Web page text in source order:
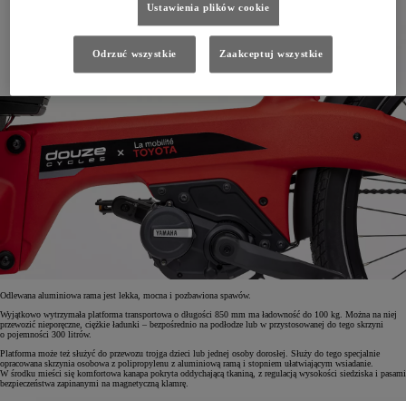
Odlewana aluminiowa rama jest lekka, mocna i pozbawiona spawów.
Wyjątkowo wytrzymała platforma transportowa o długości 850 mm ma ładowność do 100 kg. Można na niej
przewozić nieporęczne, ciężkie ładunki – bezpośrednio na podłodze lub w przystosowanej do tego skrzyni
o pojemności 300 litrów.
Platforma może też służyć do przewozu trojga dzieci lub jednej osoby dorosłej. Służy do tego specjalnie
opracowana skrzynia osobowa z polipropylenu z aluminiową ramą i stopniem ułatwiającym wsiadanie.
W środku mieści się komfortowa kanapa pokryta oddychającą tkaniną, z regulacją wysokości siedziska i pasami
bezpieczeństwa zapinanymi na magnetyczną klamrę.
Ustawienia plików cookie
Odrzuć wszystkie Zaakceptuj wszystkie